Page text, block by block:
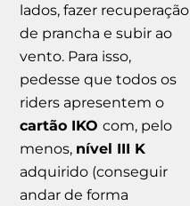
lados, fazer recuperação
de prancha e subir ao
vento. Para isso,
pedesse que todos os
riders apresentem o
cartão IKOcom, pelo
menos, nível III K
adquirido (conseguir
andar de forma